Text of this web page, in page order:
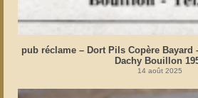
pub réclame – Dort Pils Copère Bayard
Dachy Bouillon
14 août 2025